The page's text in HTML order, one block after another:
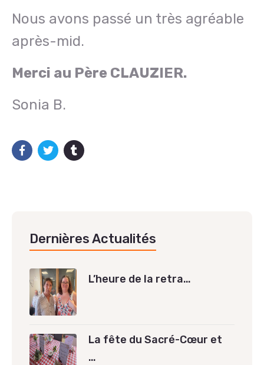
Nous avons passé un très agréable
après-mid.
Merci au Père CLAUZIER.
Sonia B.
Dernières Actualités
L’heure de la retra…
La fête du Sacré-Cœur et
…